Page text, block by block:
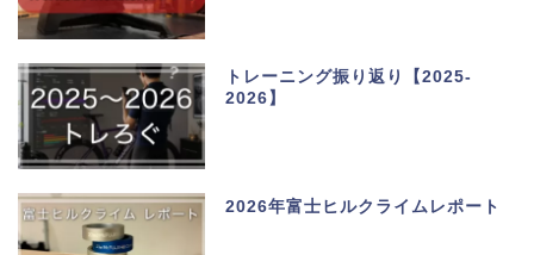
トレーニング振り返り【2025-
2026】
2026年富士ヒルクライムレポート